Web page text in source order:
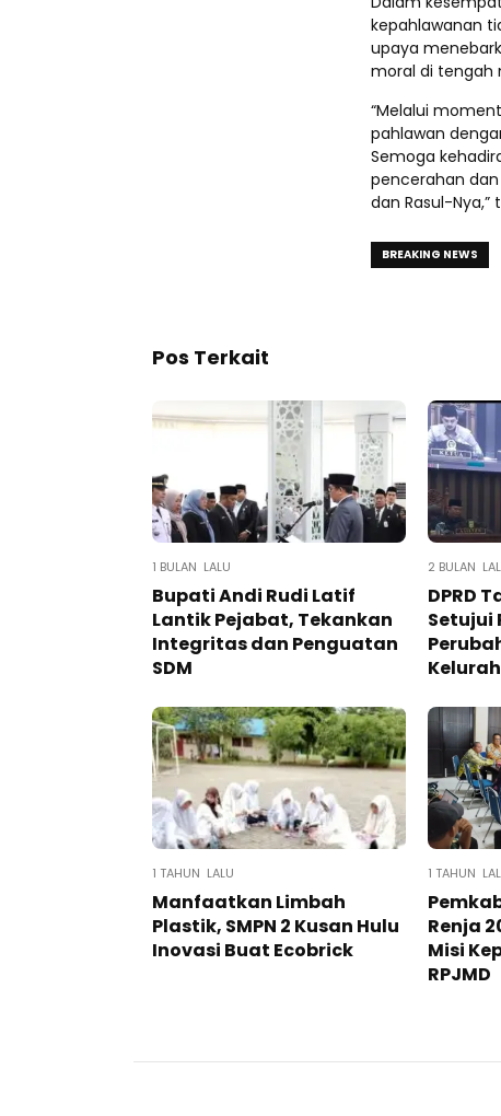
kepahlawanan
upaya
moral di tengah
“Melalui
pahlawan
Semoga
pencerahan
dan Rasul-Nya,”
BREAKING NEWS
Pos Terkait
1 BULAN LALU
Bupati Andi Rudi Latif
Lantik Pejabat, Tekankan
Integritas dan Penguatan
SDM
2 BULAN
DPRD
Setujui
1 TAHUN LALU
Manfaatkan Limbah
Plastik, SMPN 2 Kusan Hulu
Inovasi Buat Ecobrick
1 TAHUN
Renja
Misi
RPJMD